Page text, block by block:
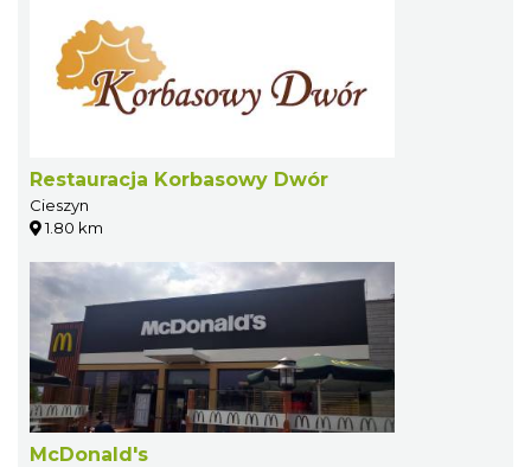
Restauracja Korbasowy Dwór
Cieszyn
1.80 km
McDonald's